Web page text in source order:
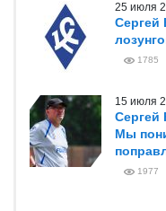
25 июля
Сергей
1785
15 июля
Сергей
Мы
1977